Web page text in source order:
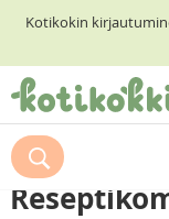
Kotikokin
ETUSIVU
RESEPTIHAKU